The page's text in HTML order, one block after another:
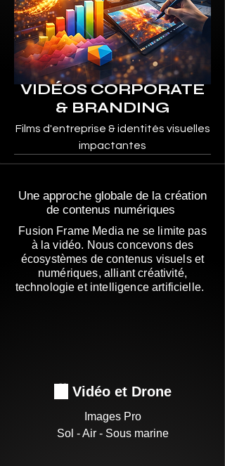
VIDÉOS CORPORATE
& BRANDING
Films d'entreprise & identités visuelles
impactantes
Une approche globale de la création
de contenus numériques
Fusion Frame Media ne se limite pas
à la vidéo. Nous concevons des
écosystèmes de contenus visuels et
numériques, alliant créativité,
technologie et intelligence artificielle.
Vidéo et Drone
Images Pro
Sol - Air - Sous marine